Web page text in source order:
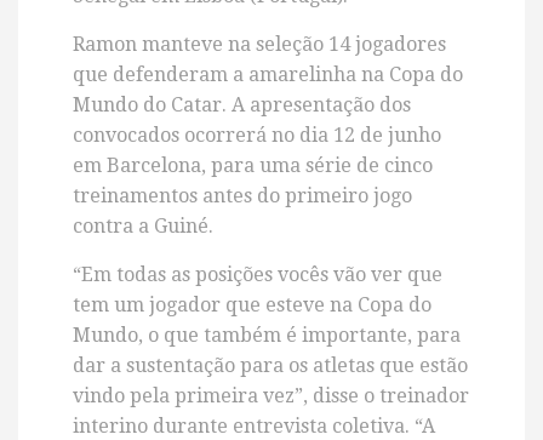
Ramon manteve na seleção 14 jogadores
que defenderam a amarelinha na Copa do
Mundo do Catar. A apresentação dos
convocados ocorrerá no dia 12 de junho
em Barcelona, para uma série de cinco
treinamentos antes do primeiro jogo
contra a Guiné.
“Em todas as posições vocês vão ver que
tem um jogador que esteve na Copa do
Mundo, o que também é importante, para
dar a sustentação para os atletas que estão
vindo pela primeira vez”, disse o treinador
interino durante entrevista coletiva. “A